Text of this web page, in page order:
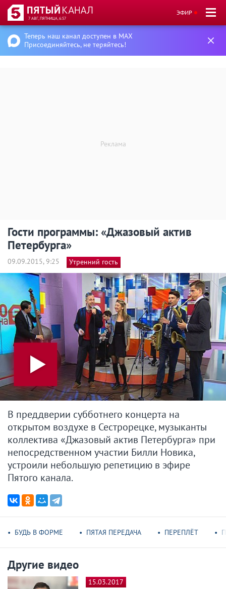
7 АВГ, ПЯТНИЦА, 6:57
ЭФИР
Теперь наш канал доступен в MAX
Присоединяйтесь, не теряйтесь!
Гости программы: «Джазовый актив
Петербурга»
09.09.2015, 9:25 Утренний гость
В преддверии субботнего концерта на
открытом воздухе в Сестрорецке, музыканты
коллектива «Джазовый актив Петербурга» при
непосредственном участии Билли Новика,
устроили небольшую репетицию в эфире
Пятого канала.
БУДЬ В ФОРМЕ ПЯТАЯ ПЕРЕДАЧА ПЕРЕПЛЁТ
Другие видео
15.03.2017